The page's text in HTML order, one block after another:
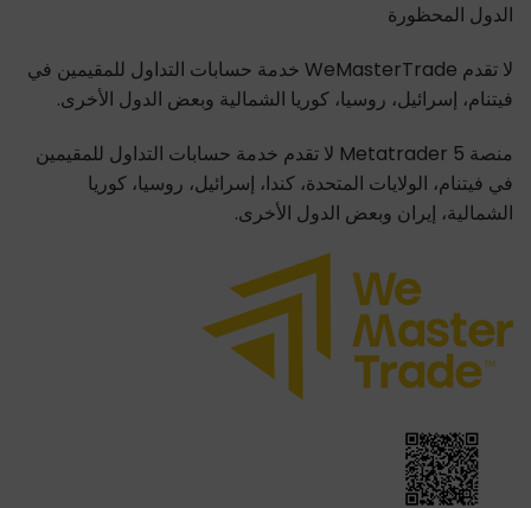
الدول المحظورة
لا تقدم WeMasterTrade خدمة حسابات التداول للمقيمين في
فيتنام، إسرائيل، روسيا، كوريا الشمالية وبعض الدول الأخرى.
منصة Metatrader 5 لا تقدم خدمة حسابات التداول للمقيمين
في فيتنام، الولايات المتحدة، كندا، إسرائيل، روسيا، كوريا
الشمالية، إيران وبعض الدول الأخرى.